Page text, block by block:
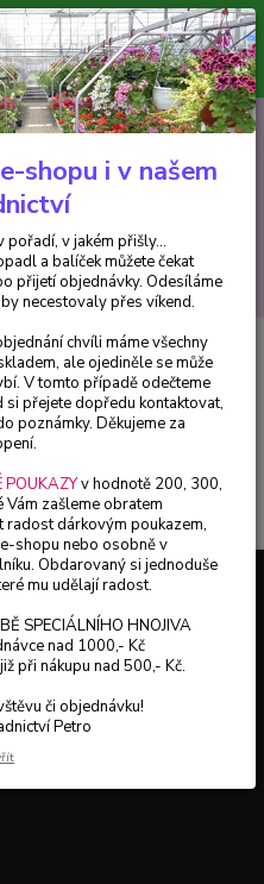
z e-shopu je 300 Kč.
opadl a balíček můžete čekat
přijetí objednávky. Objednávky
v jakém přišly...
Hledat
0ks
za0 Kč
zboží.
shopu i v našem
v jakém přišly...
a balíček můžete čekat
přijetí objednávky. Odesíláme
necestovaly přes víkend.
chvíli máme všechny
ale ojediněle se může
V tomto případě odečteme
si přejete dopředu kontaktovat,
poznámky. Děkujeme za
POUKAZYv hodnotě 200, 300,
zašleme obratem
radost dárkovým poukazem,
shopu nebo osobně v
Obdarovaný si jednoduše
mu udělají radost.
SPECIÁLNÍHO HNOJIVA
nad 1000,- Kč
při nákupu nad 500,- Kč.
či objednávku!
Petro